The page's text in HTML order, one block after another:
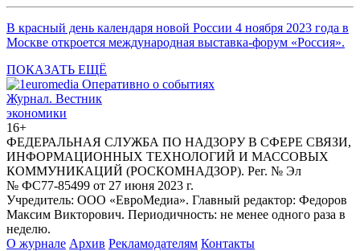
В красный день календаря новой России 4 ноября 2023 года в
Москве откроется международная выставка-форум «Россия».
ПОКАЗАТЬ ЕЩЁ
Журнал. Вестник
экономики
16+
ФЕДЕРАЛЬНАЯ СЛУЖБА ПО НАДЗОРУ В СФЕРЕ СВЯЗИ,
ИНФОРМАЦИОННЫХ ТЕХНОЛОГИЙ И МАССОВЫХ
КОММУНИКАЦИЙ (РОСКОМНАДЗОР). Рег. № Эл
№ ФС77-85499 от 27 июня 2023 г.
Учредитель: ООО «ЕвроМедиа». Главный редактор: Федоров
Максим Викторович. Периодичность: не менее одного раза в
неделю.
О журнале Архив Рекламодателям Контакты